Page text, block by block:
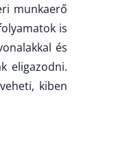
munkaerő
is
és
eligazodni.
kiben